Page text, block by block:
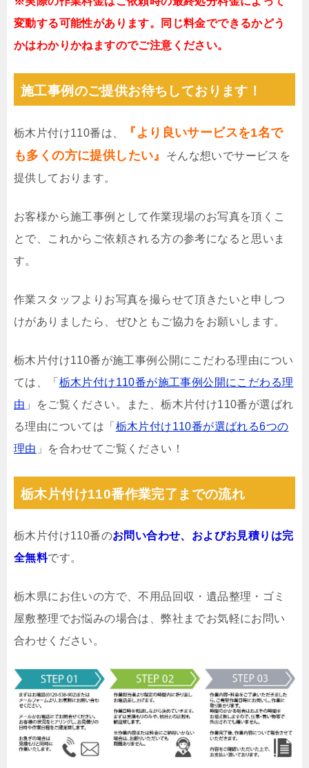
変動する可能性があります。同じ料金でできるかどう
かはわかりかねますのでご注意ください。
施工事例のご提供お待ちしております！
栃木片付け110番は、
『より良いサービスを1名で
も多くの方に提供したい』
そんな想いでサービスを
提供しております。
お客様から施工事例として作業現場のお写真を頂くこ
とで、これからご依頼される方の参考になると思いま
す。
作業スタッフよりお写真を撮らせて頂きたいと申しつ
けがありましたら、ぜひともご協力をお願いします。
栃木片付け110番が施工事例公開にこだわる理由につい
ては、「 栃木片付け110番が施工事例公開にこだわる理
由 」をご覧ください。また、栃木片付け110番が選ばれ
る理由については「 栃木片付け110番が選ばれる6つの
理由 」を合わせてご覧ください！
栃木片付け110番作業完了までの流れ
栃木片付け110番のお問い合わせ、およびお見積りは完
全無料です。
栃木県にお住いの方で、不用品回収・遺品整理・ゴミ
屋敷整理でお悩みの場合は、弊社までお気軽にお問い
合わせください。